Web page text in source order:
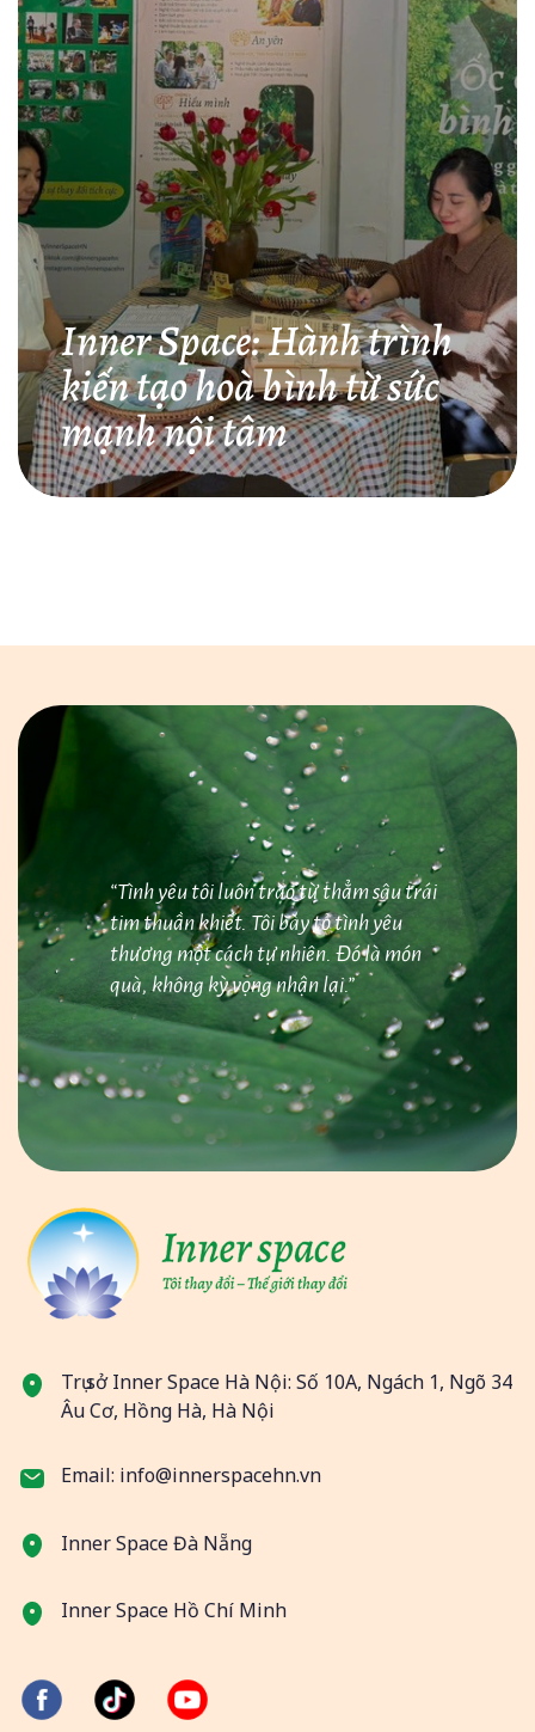
Inner Space: Hành trình
kiến tạo hoà bình từ sức
mạnh nội tâm
hướng
bài
viết
“Tình yêu tôi luôn trào từ thẳm sâu trái
tim thuần khiết. Tôi bày tỏ tình yêu
thương một cách tự nhiên. Đó là món
quà, không kỳ vọng nhận lại.”
Trụ sở Inner Space Hà Nội: Số 10A, Ngách 1, Ngõ 34
Âu Cơ, Hồng Hà, Hà Nội
Email: info@innerspacehn.vn
Inner Space Đà Nẵng
Inner Space Hồ Chí Minh